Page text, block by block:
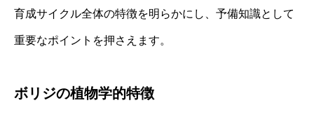
育成サイクル全体の特徴を明らかにし、予備知識として
重要なポイントを押さえます。
ボリジの植物学的特徴